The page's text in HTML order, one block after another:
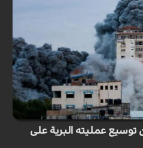
عمليته البرية على